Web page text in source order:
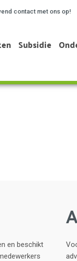
contact met ons op!
Subsidie
en beschikt